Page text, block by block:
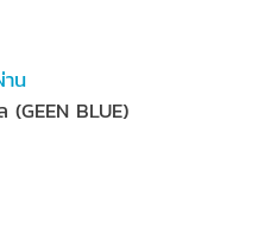
าน
(GEEN BLUE)